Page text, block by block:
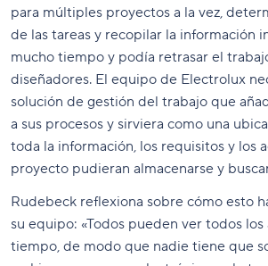
para múltiples proyectos a la vez,
de las tareas y recopilar la información
mucho tiempo y podía retrasar el
diseñadores. El equipo de Electrolux
solución de gestión del trabajo que
a sus procesos y sirviera como una
toda la información, los requisitos y los
proyecto pudieran almacenarse y
Rudebeck reflexiona sobre cómo esto
su equipo: «Todos pueden ver todos
tiempo, de modo que nadie tiene que